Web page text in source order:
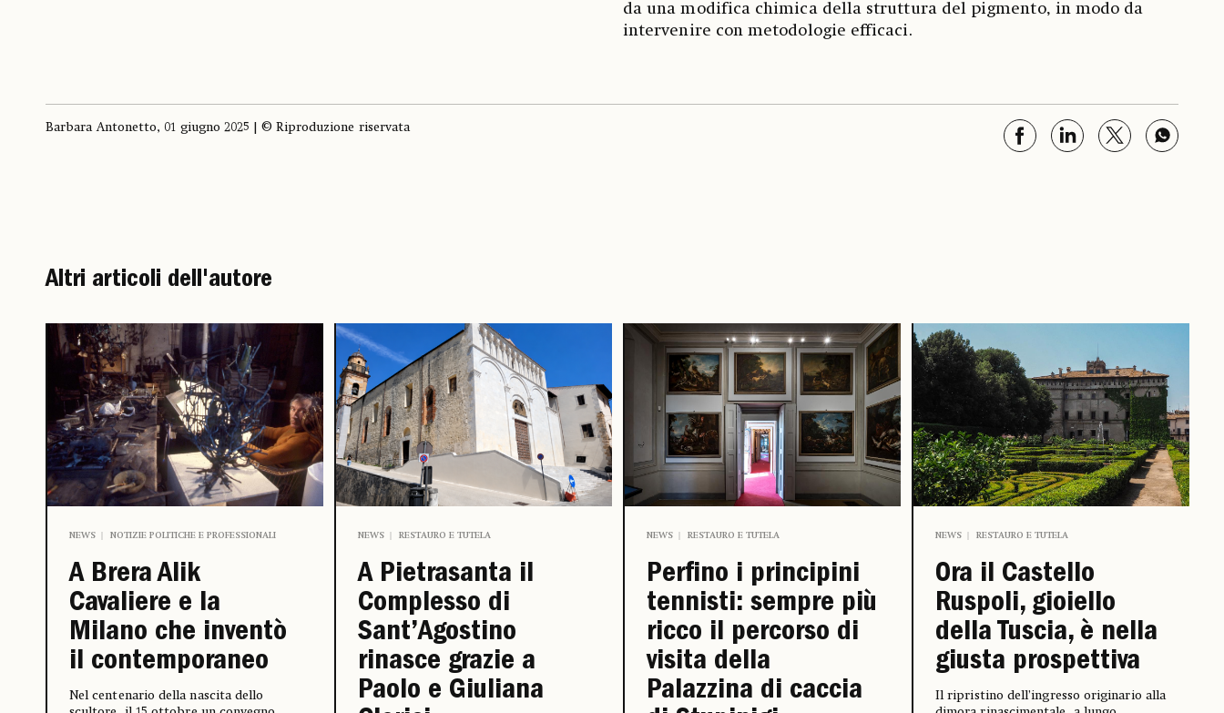
da una modifica chimica della struttura del pigmento, in modo da
intervenire con metodologie efficaci.
Barbara Antonetto, 01 giugno 2025 | © Riproduzione riservata
Altri articoli dell'autore
NEWS NOTIZIE POLITICHE E PROFESSIONALI
A Brera Alik
Cavaliere e la
Milano che inventò
il contemporaneo
Nel centenario della nascita dello
NEWS RESTAURO E TUTELA
A Pietrasanta il
Complesso di
Sant’Agostino
rinasce grazie a
Paolo e Giuliana
NEWS RESTAURO E TUTELA
Perfino i principini
tennisti: sempre più
ricco il percorso di
visita della
Palazzina di caccia
NEWS RESTAURO E TUTELA
Ora il Castello
Ruspoli, gioiello
della Tuscia, è nella
giusta prospettiva
Il ripristino dell’ingresso originario alla